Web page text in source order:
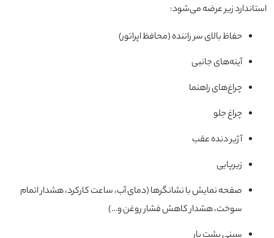
استاندارد زیر عرضه می‌شود:
حفاظ بالای سر راننده (محافظ اپراتور)
آینه‌های جانبی
چراغ‌های راهنما
چراغ جلو
آژیر دنده عقب
زیرپایی
صفحه نمایش با نشانگرها (دمای آب، ساعت کارکرد، هشدار اتمام
سوخت، هشدار کاهش فشار روغن و…)